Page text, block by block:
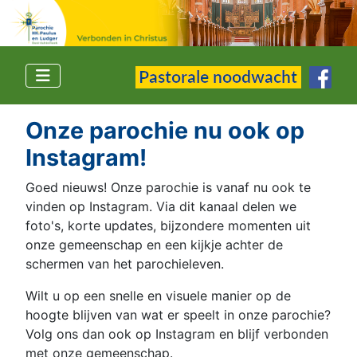
Onze parochie nu ook op
Instagram!
Goed nieuws! Onze parochie is vanaf nu ook te
vinden op Instagram. Via dit kanaal delen we
foto's, korte updates, bijzondere momenten uit
onze gemeenschap en een kijkje achter de
schermen van het parochieleven.
Wilt u op een snelle en visuele manier op de
hoogte blijven van wat er speelt in onze parochie?
Volg ons dan ook op Instagram en blijf verbonden
met onze gemeenschap.